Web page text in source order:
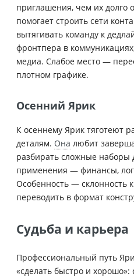
приглашения, чем их долго
помогает строить сети
вытягивать команду к
фронтпера в
медиа. Слабое место —
плотном графике.
Осенний Ярик
К осеннему Ярик тяготеют
деталям. Она любит
разбирать сложные
применения — финансы,
Особенность — склонность
переводить в формат
Судьба и карьера
Профессиональный путь
«сделать быстро и хорошо»: